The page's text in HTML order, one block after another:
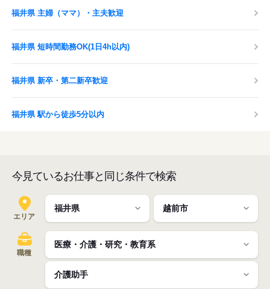
福井県 主婦（ママ）・主夫歓迎
福井県 短時間勤務OK(1日4h以内)
福井県 新卒・第二新卒歓迎
福井県 駅から徒歩5分以内
今見ているお仕事と同じ条件で検索
エリア
職種